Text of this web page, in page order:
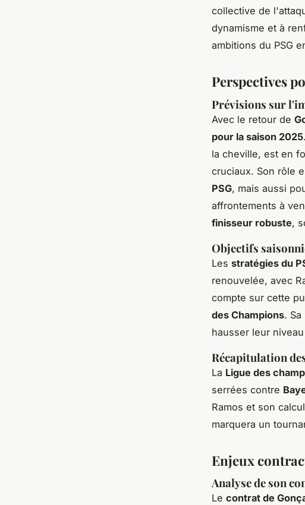
collective de
dynamisme et à
ambitions du PSG
Perspectives
Prévisions sur
Avec le retour de
pour la saison 2025
la cheville, est en
cruciaux. Son rôle
PSG, mais aussi
affrontements à
finisseur robuste,
Objectifs
Les stratégies du
renouvelée, avec
compte sur cette
des Champions.
hausser leur
Récapitulation
La Ligue des
serrées contre
Ramos et son
marquera un
Enjeux
Analyse de son
Le contrat de